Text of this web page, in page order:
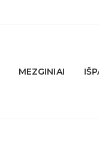
MEZGINIAI